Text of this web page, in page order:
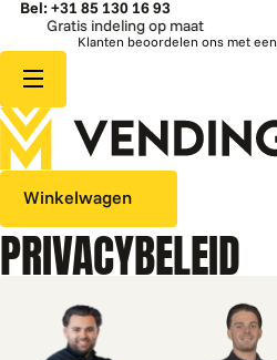
Bel: +31 85 130 16 93
Gratis indeling op maat
Klanten beoordelen ons met een
Winkelwagen
PRIVACYBELEID